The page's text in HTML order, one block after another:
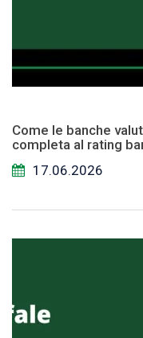
Come le banche
completa al rating
17.06.2026